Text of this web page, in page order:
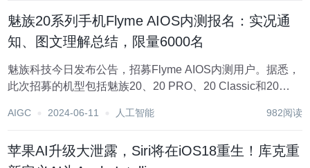
魅族20系列手机Flyme AIOS内测报名：实况通
知、图文理解总结，限量6000名
魅族科技今日发布公告，招募Flyme AIOS内测用户。据悉，
此次招募的机型包括魅族20、20 PRO、20 Classic和20
至6月12日，每个机型将招募2000名用户。报名版本要求
AIGC 2024-06-11 人工智能 982阅读
苹果AI升级大泄露，Siri将在iOS18重生！库克重